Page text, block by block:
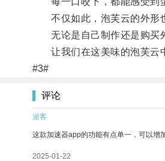
不仅如此，泡芙云的外形也
无论是自己制作还是购买外
让我们在这美味的泡芙云中
#3#
评论
游客
这款加速器app的功能有点单一，可以增
2025-01-22